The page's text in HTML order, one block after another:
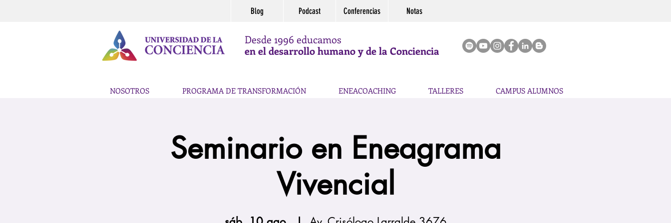
Blog Podcast Conferencias Notas
Desde 1996 educamos
en el desarrollo humano y de la Conciencia
NOSOTROS PROGRAMA DE TRANSFORMACIÓN ENEACOACHING TALLERES CAMPUS ALUMNOS
Seminario en Eneagrama
Vivencial